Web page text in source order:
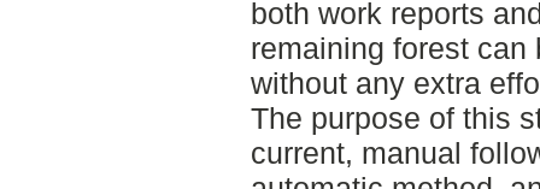
both work reports
remaining forest can
without any extra
The purpose of this
current, manual